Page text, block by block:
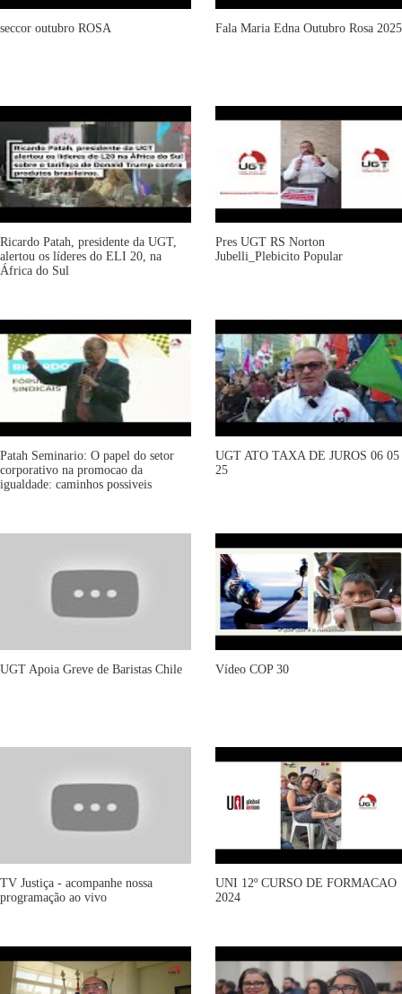
seccor outubro ROSA Fala Maria Edna Outubro Rosa 2025
Ricardo Patah, presidente da UGT,
alertou os líderes do ELI 20, na
África do Sul
Pres UGT RS Norton
Jubelli_Plebicito Popular
Patah Seminario: O papel do setor
corporativo na promocao da
igualdade: caminhos possiveis
UGT ATO TAXA DE JUROS 06 05
25
UGT Apoia Greve de Baristas Chile Vídeo COP 30
TV Justiça - acompanhe nossa
programação ao vivo
UNI 12º CURSO DE FORMACAO
2024